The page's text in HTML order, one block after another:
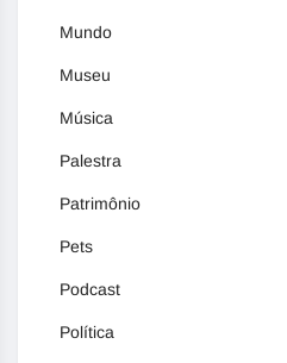
Mundo
Museu
Música
Palestra
Patrimônio
Pets
Podcast
Política